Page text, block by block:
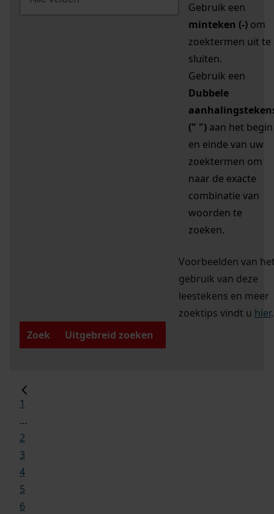
Gebruik een
minteken (-) om
zoektermen uit te
sluiten.
Gebruik een
Dubbele
(" ") aan het begin
en einde van uw
zoektermen om
naar de exacte
combinatie van
woorden te
zoeken.
Voorbeelden van
gebruik van deze
leestekens en meer
zoektips vindt u hier.
Zoek
Uitgebreid zoeken
1
...
2
3
4
5
6